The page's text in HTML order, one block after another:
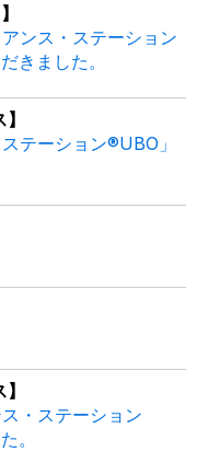
ンス・ステーション
きました。
テーション®UBO」
・ステーション
。